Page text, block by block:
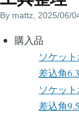
く
ず
By mattz , 2025/06/
body
購入品
ソケッ
差込角
ソケッ
差込角